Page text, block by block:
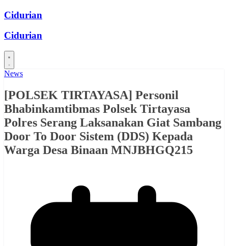
Skip
content
Cidurian
Cidurian
News
[POLSEK TIRTAYASA] Personil
Bhabinkamtibmas Polsek Tirtayasa
Polres Serang Laksanakan Giat Sambang
Door To Door Sistem (DDS) Kepada
Warga Desa Binaan MNJBHGQ215